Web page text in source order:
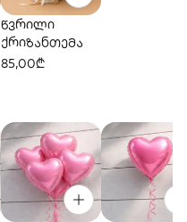
წვრილი
ქრიზანთემა
85,00₾